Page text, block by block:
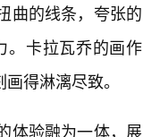
曲的线条，夸张的
。卡拉瓦乔的画作
得淋漓尽致。
体验融为一体，展